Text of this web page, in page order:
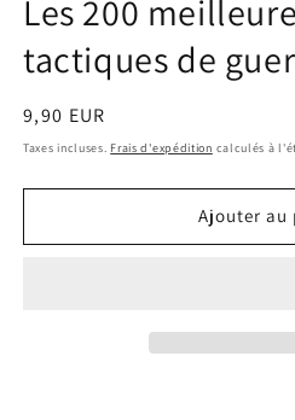
Les 200
tactiques de
Prix
habituel
9,90 EUR
Taxes incluses. Frais d'expédition calculés à
Ajouter au